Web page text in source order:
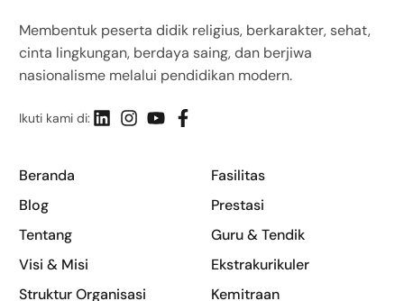
Membentuk peserta didik religius, berkarakter, sehat,
cinta lingkungan, berdaya saing, dan berjiwa
nasionalisme melalui pendidikan modern.
Ikuti kami di:
Beranda
Blog
Tentang
Visi & Misi
Struktur Organisasi
Fasilitas
Prestasi
Guru & Tendik
Ekstrakurikuler
Kemitraan